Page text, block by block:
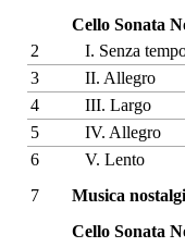
Cello Sonata
2
I. Senza
3
II. Allegro
4
III. Largo
5
IV. Allegro
6
V. Lento
7
Musica
Cello Sonata